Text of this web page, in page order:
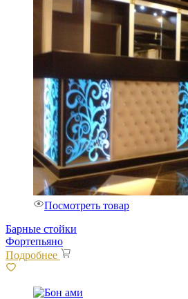
Посмотреть товар
Барные стойки
Фортепьяно
Подробнее